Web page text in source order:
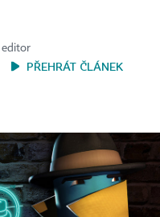
editor
PŘEHRÁT ČLÁNEK